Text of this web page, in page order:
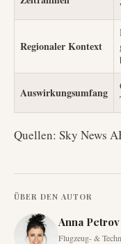
Regionaler Kontext
Auswirkungsumfang
Quellen: Sky News
ÜBER DEN AUTOR
Anna Petrov
Flugzeug- &